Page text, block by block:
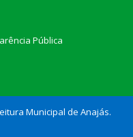
Pública
Municipal de Anajás.